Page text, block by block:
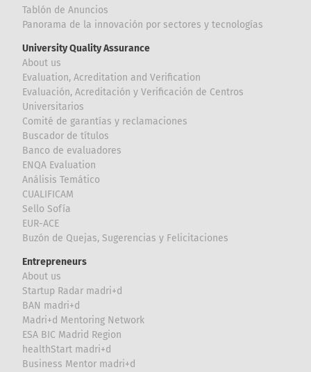
Tablón de Anuncios
Panorama de la innovación por sectores y tecnologías
University Quality Assurance
About us
Evaluation, Acreditation and Verification
Evaluación, Acreditación y Verificación de Centros
Universitarios
Comité de garantías y reclamaciones
Buscador de títulos
Banco de evaluadores
ENQA Evaluation
Análisis Temático
CUALIFICAM
Sello Sofía
EUR-ACE
Buzón de Quejas, Sugerencias y Felicitaciones
Entrepreneurs
About us
Startup Radar madri+d
BAN madri+d
Madri+d Mentoring Network
ESA BIC Madrid Region
healthStart madri+d
Business Mentor madri+d